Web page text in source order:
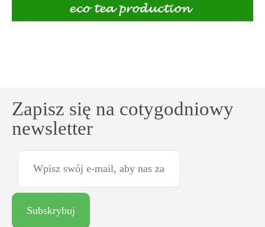
Zapisz się na cotygodniowy
newsletter